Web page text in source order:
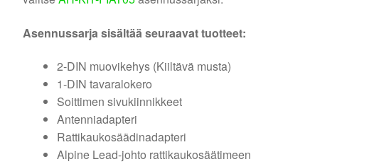
Asennussarja sisältää seuraavat tuotteet:
2-DIN muovikehys (Kiiltävä musta)
1-DIN tavaralokero
Soittimen sivukiinnikkeet
Antenniadapteri
Rattikaukosäädinadapteri
Alpine Lead-johto rattikaukosäätimeen